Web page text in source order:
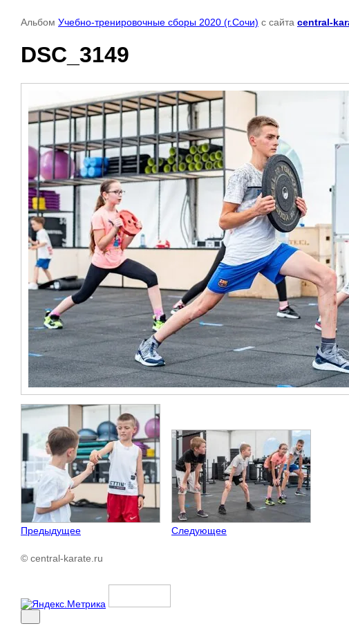
Альбом Учебно-тренировочные сборы 2020 (г.Сочи) с сайта central-
DSC_3149
Предыдущее Следующее
© central-karate.ru